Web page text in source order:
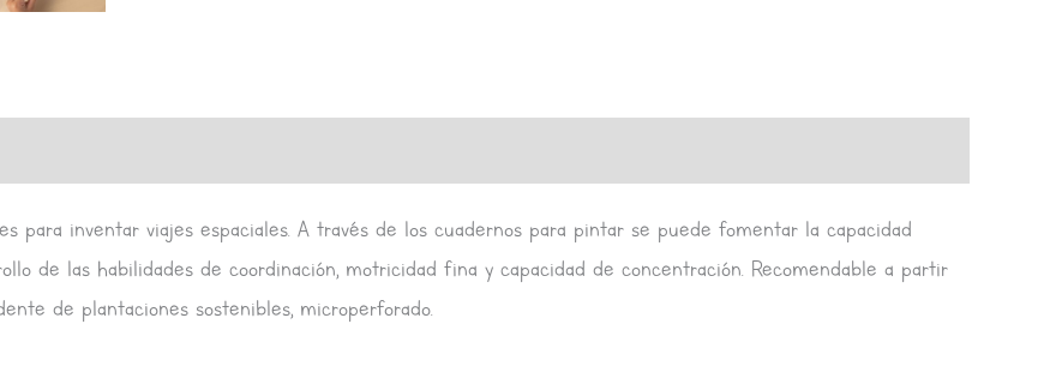
para inventar viajes espaciales. A través de los cuadernos para pintar se puede fomentar la capacidad
de las habilidades de coordinación, motricidad fina y capacidad de concentración. Recomendable a partir
de plantaciones sostenibles, microperforado.